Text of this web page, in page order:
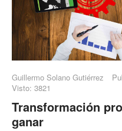
Guillermo Solano Gutiérrez
Visto: 3821
Transformación
ganar